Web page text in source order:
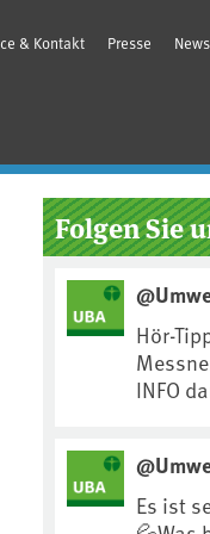
& Kontakt Presse
Folgen Sie
Hör-
INFO
https://
e/
Es ist